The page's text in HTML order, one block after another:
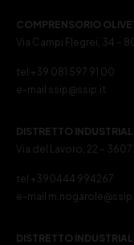
COMPRENSORIO
Via Campi Flegrei, 34 –
tel +39 081 597 91 00
e-mail ssip@ssip.it
DISTRETTO
Via del Lavoro, 22 –
tel +390444 994267
e-mail
DISTRETTO